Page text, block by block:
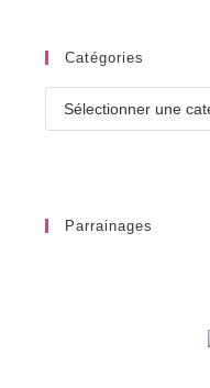
Catégories
Catégories
Parrainages